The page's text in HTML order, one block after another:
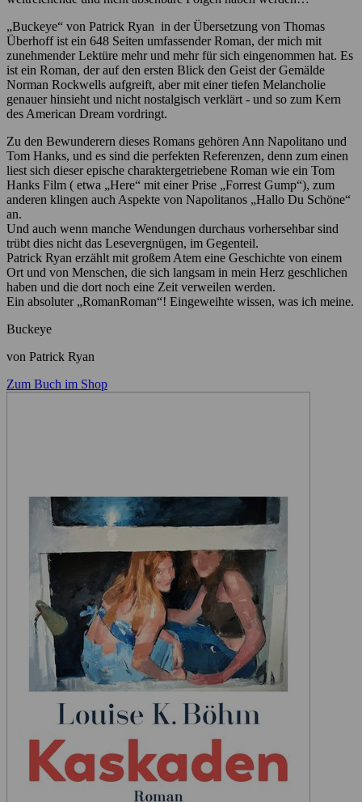
„Buckeye“ von Patrick Ryan in der Übersetzung von Thomas
Überhoff ist ein 648 Seiten umfassender Roman, der mich mit
zunehmender Lektüre mehr und mehr für sich eingenommen hat. Es
ist ein Roman, der auf den ersten Blick den Geist der Gemälde
Norman Rockwells aufgreift, aber mit einer tiefen Melancholie
genauer hinsieht und nicht nostalgisch verklärt - und so zum Kern
des American Dream vordringt.
Zu den Bewunderern dieses Romans gehören Ann Napolitano und
Tom Hanks, und es sind die perfekten Referenzen, denn zum einen
liest sich dieser epische charaktergetriebene Roman wie ein Tom
Hanks Film ( etwa „Here“ mit einer Prise „Forrest Gump“), zum
anderen klingen auch Aspekte von Napolitanos „Hallo Du Schöne“
an.
Und auch wenn manche Wendungen durchaus vorhersehbar sind
trübt dies nicht das Lesevergnügen, im Gegenteil.
Patrick Ryan erzählt mit großem Atem eine Geschichte von einem
Ort und von Menschen, die sich langsam in mein Herz geschlichen
haben und die dort noch eine Zeit verweilen werden.
Ein absoluter „RomanRoman“! Eingeweihte wissen, was ich meine.
Buckeye
von Patrick Ryan
Zum Buch im Shop